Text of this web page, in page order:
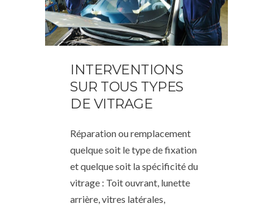
INTERVENTIONS
SUR TOUS TYPES
DE VITRAGE
Réparation ou remplacement
quelque soit le type de fixation
et quelque soit la spécificité du
vitrage : Toit ouvrant, lunette
arrière, vitres latérales,